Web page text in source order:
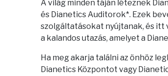
A világ minden táján léteznek
és Dianetics Auditorok*. Ezek
szolgáltatásokat nyújtanak, és itt
a kalandos utazás, amelyet a
Ha meg akarja találni az önhöz
Dianetics Központot vagy